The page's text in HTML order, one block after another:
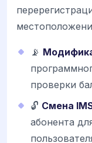
📡
проверки
🔓 Смена
абонента